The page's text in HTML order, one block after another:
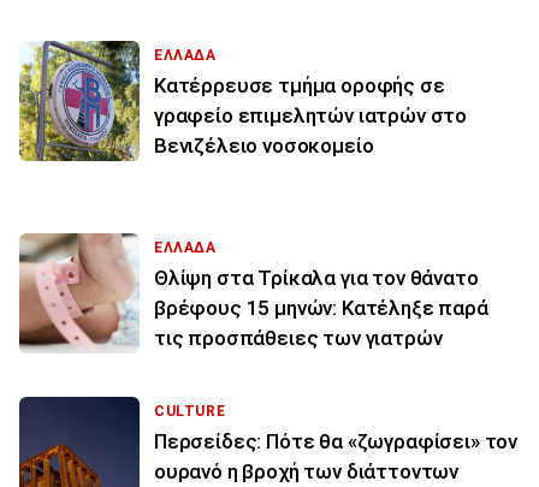
ΕΛΛΑΔΑ
Κατέρρευσε τμήμα οροφής σε
γραφείο επιμελητών ιατρών στο
Βενιζέλειο νοσοκομείο
ΕΛΛΑΔΑ
Θλίψη στα Τρίκαλα για τον θάνατο
βρέφους 15 μηνών: Κατέληξε παρά
τις προσπάθειες των γιατρών
CULTURE
Περσείδες: Πότε θα «ζωγραφίσει» τον
ουρανό η βροχή των διάττοντων